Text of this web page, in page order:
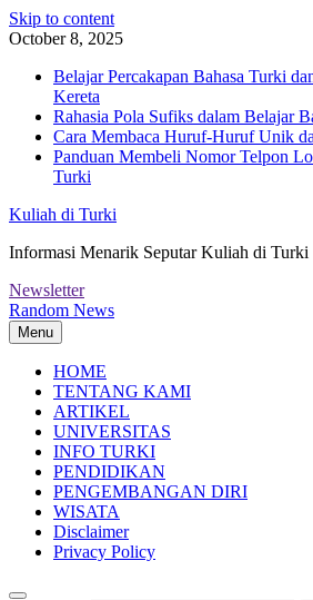
Skip to content
October 8, 2025
Belajar Percakapan Bahasa Turki
Kereta
Rahasia Pola Sufiks dalam Belajar
Cara Membaca Huruf-Huruf Unik
Panduan Membeli Nomor Telpon
Turki
Kuliah di Turki
Informasi Menarik Seputar Kuliah di Turki
Newsletter
Random News
Menu
HOME
TENTANG KAMI
ARTIKEL
UNIVERSITAS
INFO TURKI
PENDIDIKAN
PENGEMBANGAN DIRI
WISATA
Disclaimer
Privacy Policy